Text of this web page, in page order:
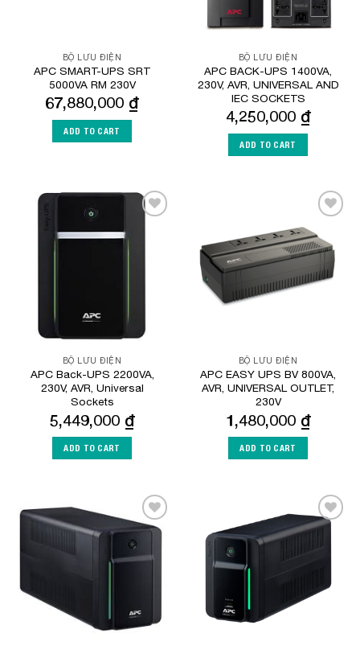
BỘ LƯU ĐIỆN
APC SMART-UPS SRT
5000VA RM 230V
67,880,000 ₫
ADD TO CART
BỘ LƯU ĐIỆN
APC BACK-UPS 1400VA,
230V, AVR, UNIVERSAL AND
IEC SOCKETS
4,250,000 ₫
ADD TO CART
BỘ LƯU ĐIỆN
APC Back-UPS 2200VA,
230V, AVR, Universal
Sockets
5,449,000 ₫
ADD TO CART
Add to
Wishlist
BỘ LƯU ĐIỆN
APC EASY UPS BV 800VA,
AVR, UNIVERSAL OUTLET,
230V
1,480,000 ₫
ADD TO CART
Add to
Wishlist
Add to